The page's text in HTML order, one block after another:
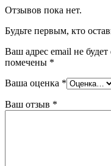
Отзывов пока нет.
Будьте первым, кто
Ваш адрес email не
помечены *
Ваша оценка *
Ваш отзыв *